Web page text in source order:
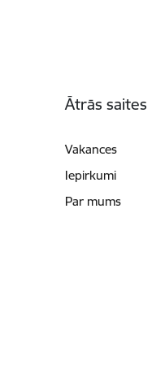
Ātrās saites
Vakances
Iepirkumi
Par mums